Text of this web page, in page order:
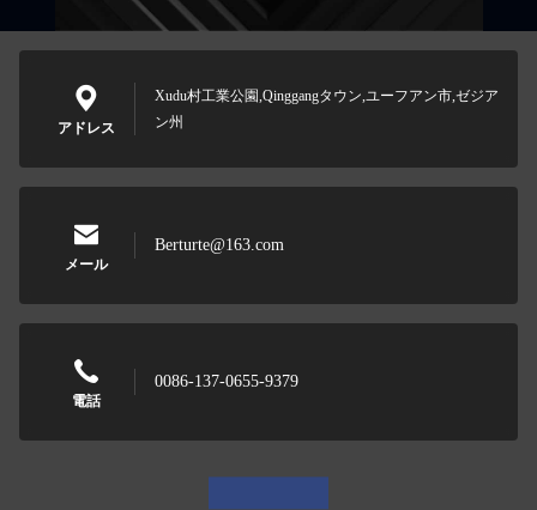
アドレス
Xudu村工業公園,Qinggangタウン,ユーフアン市,ゼジア
ン州
メール
Berturte@163.com
電話
0086-137-0655-9379